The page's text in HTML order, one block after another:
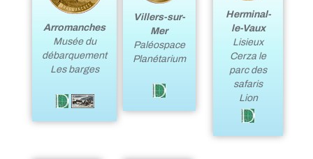
Arromanches
Musée du
débarquement
Les barges
Villers-sur-
Mer
Paléospace
Planétarium
Herminal-
le-Vaux
Lisieux
Cerza le
parc des
safaris
Lion